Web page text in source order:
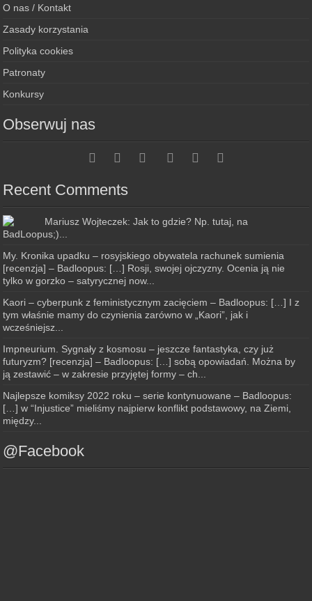
O nas / Kontakt
Zasady korzystania
Polityka cookies
Patronaty
Konkursy
Obserwuj nas
Recent Comments
Mariusz Wojteczek: Jak to gdzie? Np. tutaj, na
BadLoopus;)...
My. Kronika upadku – rosyjskiego obywatela rachunek sumienia
[recenzja] – Badloopus: […] Rosji, swojej ojczyzny. Ocenia ją nie
tylko w gorzko – satyrycznej now...
Kaori – cyberpunk z feministycznym zacięciem – Badloopus: […] I z
tym właśnie mamy do czynienia zarówno w „Kaori”, jak i
wcześniejsz...
Impneurium. Sygnały z kosmosu – jeszcze fantastyka, czy już
futuryzm? [recenzja] – Badloopus: […] sobą opowiadań. Można by
ją zestawić – w zakresie przyjętej formy – ch...
Najlepsze komiksy 2022 roku – serie kontynuowane – Badloopus:
[…] w “Injustice” mieliśmy najpierw konflikt podstawowy, na Ziemi,
między...
@Facebook